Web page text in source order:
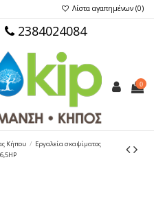
Λίστα αγαπημένων (0)
2384024084
0
Κήπου
Εργαλεία σκαψίματος